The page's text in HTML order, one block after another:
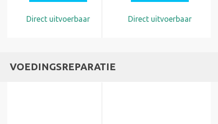
Direct uitvoerbaar Direct uitvoerbaar
VOEDINGSREPARATIE